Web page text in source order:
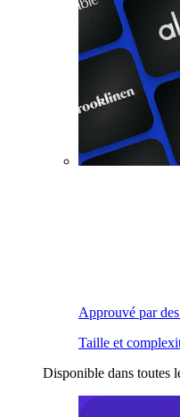
Approuvé par
Taille et
Disponible dans toutes